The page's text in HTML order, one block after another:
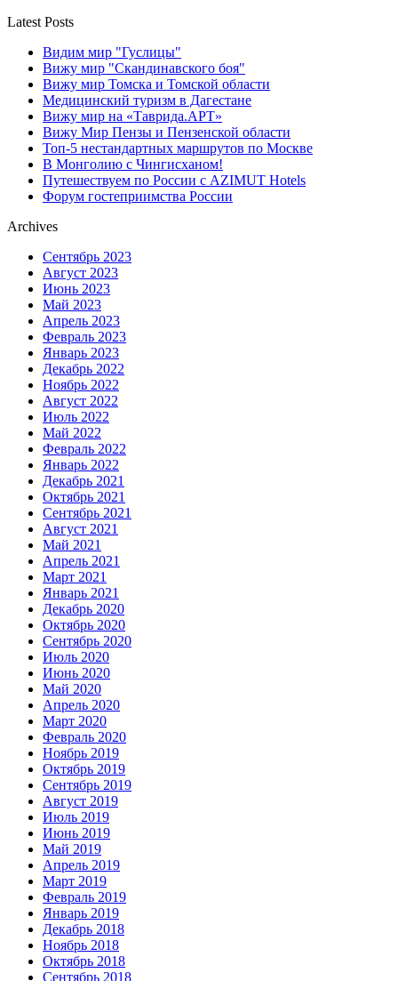
Latest Posts
Видим мир "Гуслицы"
Вижу мир "Скандинавского боя"
Вижу мир Томска и Томской области
Медицинский туризм в Дагестане
Вижу мир на «Таврида.АРТ»
Вижу Мир Пензы и Пензенской области
Топ-5 нестандартных маршрутов по Москве
В Монголию с Чингисханом!
Путешествуем по России с AZIMUT Hotels
Форум гостеприимства России
Archives
Сентябрь 2023
Август 2023
Июнь 2023
Май 2023
Апрель 2023
Февраль 2023
Январь 2023
Декабрь 2022
Ноябрь 2022
Август 2022
Июль 2022
Май 2022
Февраль 2022
Январь 2022
Декабрь 2021
Октябрь 2021
Сентябрь 2021
Август 2021
Май 2021
Апрель 2021
Март 2021
Январь 2021
Декабрь 2020
Октябрь 2020
Сентябрь 2020
Июль 2020
Июнь 2020
Май 2020
Апрель 2020
Март 2020
Февраль 2020
Ноябрь 2019
Октябрь 2019
Сентябрь 2019
Август 2019
Июль 2019
Июнь 2019
Май 2019
Апрель 2019
Март 2019
Февраль 2019
Январь 2019
Декабрь 2018
Ноябрь 2018
Октябрь 2018
Сентябрь 2018